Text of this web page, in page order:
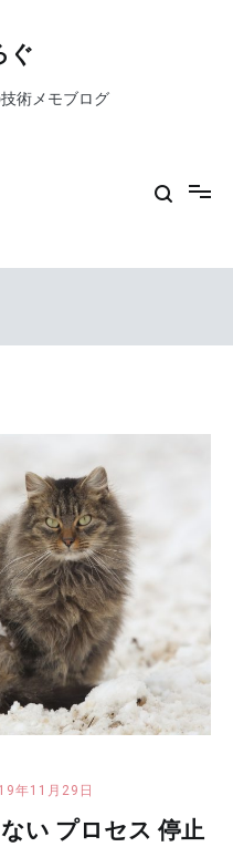
ぐ
術メモブログ
年11月29日
い プロセス 停止